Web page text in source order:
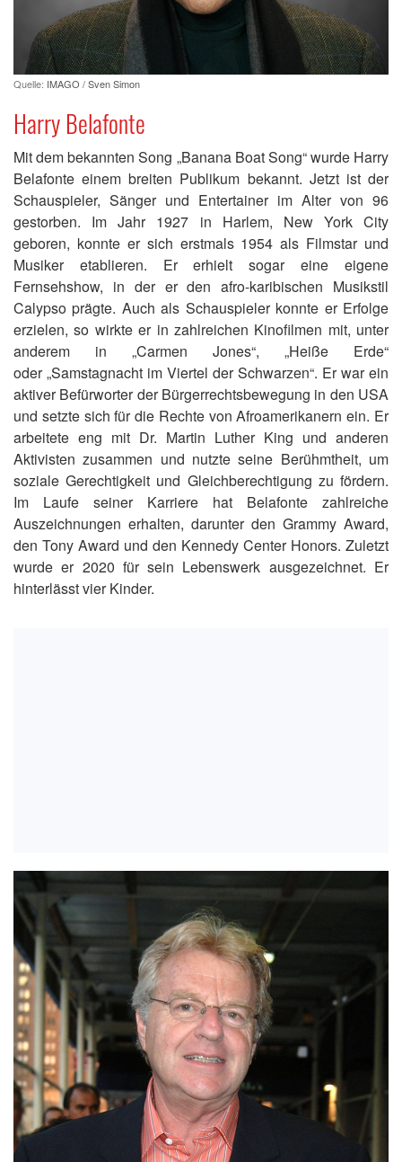
Quelle: IMAGO / Sven Simon
Harry Belafonte
Mit dem bekannten Song „Banana Boat Song“ wurde Harry
Belafonte einem breiten Publikum bekannt. Jetzt ist der
Schauspieler, Sänger und Entertainer im Alter von 96
gestorben. Im Jahr 1927 in Harlem, New York City
geboren, konnte er sich erstmals 1954 als Filmstar und
Musiker etablieren. Er erhielt sogar eine eigene
Fernsehshow, in der er den afro-karibischen Musikstil
Calypso prägte. Auch als Schauspieler konnte er Erfolge
erzielen, so wirkte er in zahlreichen Kinofilmen mit, unter
anderem in „Carmen Jones“, „Heiße Erde“
oder „Samstagnacht im Viertel der Schwarzen“. Er war ein
aktiver Befürworter der Bürgerrechtsbewegung in den USA
und setzte sich für die Rechte von Afroamerikanern ein. Er
arbeitete eng mit Dr. Martin Luther King und anderen
Aktivisten zusammen und nutzte seine Berühmtheit, um
soziale Gerechtigkeit und Gleichberechtigung zu fördern.
Im Laufe seiner Karriere hat Belafonte zahlreiche
Auszeichnungen erhalten, darunter den Grammy Award,
den Tony Award und den Kennedy Center Honors. Zuletzt
wurde er 2020 für sein Lebenswerk ausgezeichnet. Er
hinterlässt vier Kinder.